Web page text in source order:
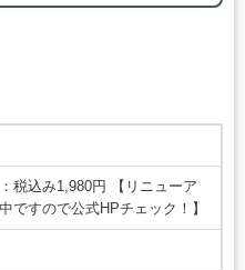
税込み1,980円 【リニューア
ですので公式HPチェック！】